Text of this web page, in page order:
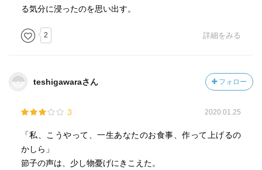
る気分に浸ったのを思い出す。
2 詳細をみる
teshigawaraさん フォロー
3 2020.01.25
「私、こうやって、一生あなたのお食事、作って上げるの
かしら」
節子の声は、少し物憂げにきこえた。